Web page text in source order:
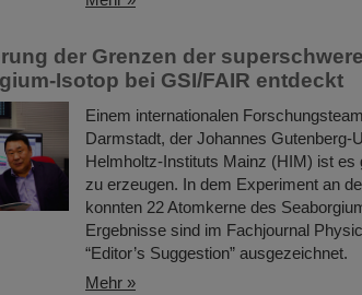
der Grenzen der
Isotop bei GSI/FAIR entdeckt
Einem internationalen
Darmstadt, der Johannes
Helmholtz-Instituts Mainz (HIM) ist es
zu erzeugen. In dem Experiment an
konnten 22 Atomkerne des
Ergebnisse sind im Fachjournal
“Editor’s Suggestion” ausgezeichnet.
Mehr »